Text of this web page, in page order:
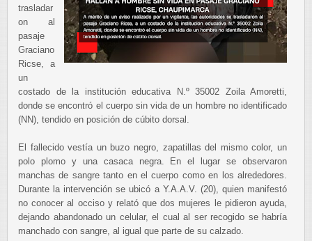
trasladar
on al
pasaje
Graciano
Ricse, a
un
costado de la institución educativa N.º 35002 Zoila Amoretti,
donde se encontró el cuerpo sin vida de un hombre no identificado
(NN), tendido en posición de cúbito dorsal.
El fallecido vestía un buzo negro, zapatillas del mismo color, un
polo plomo y una casaca negra. En el lugar se observaron
manchas de sangre tanto en el cuerpo como en los alrededores.
Durante la intervención se ubicó a Y.A.A.V. (20), quien manifestó
no conocer al occiso y relató que dos mujeres le pidieron ayuda,
dejando abandonado un celular, el cual al ser recogido se habría
manchado con sangre, al igual que parte de su calzado.